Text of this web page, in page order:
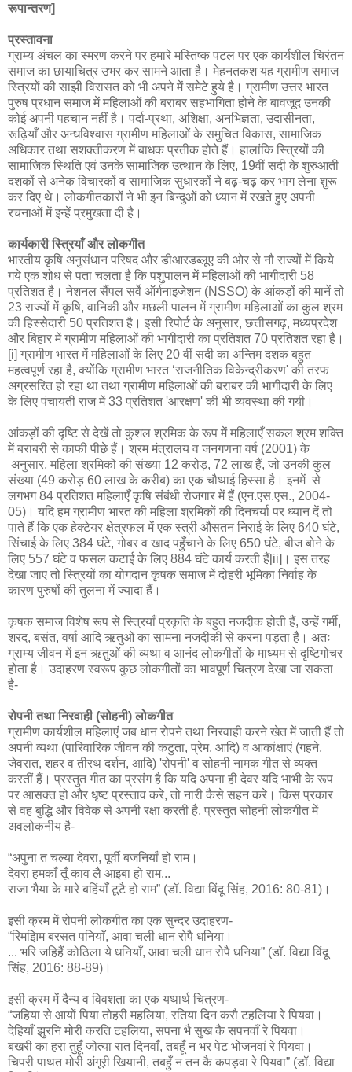
रूपान्तरण]
प्रस्तावना
ग्राम्य अंचल का स्मरण करने पर हमारे मस्तिष्क पटल पर एक कार्यशील चिरंतन
समाज का छायाचित्र उभर कर सामने आता है। मेहनतकश यह ग्रामीण समाज
स्त्रियों की साझी विरासत को भी अपने में समेटे हुये है। ग्रामीण उत्तर भारत
पुरुष प्रधान समाज में महिलाओं की बराबर सहभागिता होने के बावजूद उनकी
कोई अपनी पहचान नहीं है। पर्दा-प्रथा, अशिक्षा, अनभिज्ञता, उदासीनता,
रूढ़ियाँ और अन्धविश्वास ग्रामीण महिलाओं के समुचित विकास, सामाजिक
अधिकार तथा सशक्तीकरण में बाधक प्रतीक होते हैं। हालांकि स्त्रियों की
सामाजिक स्थिति एवं उनके सामाजिक उत्थान के लिए, 19वीं सदी के शुरुआती
दशकों से अनेक विचारकों व सामाजिक सुधारकों ने बढ़-चढ़ कर भाग लेना शुरू
कर दिए थे। लोकगीतकारों ने भी इन बिन्दुओं को ध्यान में रखते हुए अपनी
रचनाओं में इन्हें प्रमुखता दी है।
कार्यकारी स्त्रियाँ और लोकगीत
भारतीय कृषि अनुसंधान परिषद और डीआरडब्लूए की ओर से नौ राज्यों में किये
गये एक शोध से पता चलता है कि पशुपालन में महिलाओं की भागीदारी 58
प्रतिशत है। नेशनल सैंपल सर्वे ऑर्गनाइजेशन (NSSO) के आंकड़ों की मानें तो
23 राज्यों में कृषि, वानिकी और मछली पालन में ग्रामीण महिलाओं का कुल श्रम
की हिस्सेदारी 50 प्रतिशत है। इसी रिपोर्ट के अनुसार, छत्तीसगढ़, मध्यप्रदेश
और बिहार में ग्रामीण महिलाओं की भागीदारी का प्रतिशत 70 प्रतिशत रहा है।
[i] ग्रामीण भारत में महिलाओं के लिए 20 वीं सदी का अन्तिम दशक बहुत
महत्वपूर्ण रहा है, क्योंकि ग्रामीण भारत ‘राजनीतिक विकेन्द्रीकरण' की तरफ
अग्रसरित हो रहा था तथा ग्रामीण महिलाओं की बराबर की भागीदारी के लिए
के लिए पंचायती राज में 33 प्रतिशत 'आरक्षण' की भी व्यवस्था की गयी।
आंकड़ों की दृष्टि से देखें तो कुशल श्रमिक के रूप में महिलाएँ सकल श्रम शक्ति
में बराबरी से काफी पीछे हैं। श्रम मंत्रालय व जनगणना वर्ष (2001) के
अनुसार, महिला श्रमिकों की संख्या 12 करोड़, 72 लाख हैं, जो उनकी कुल
संख्या (49 करोड़ 60 लाख के करीब) का एक चौथाई हिस्सा है। इनमें से
लगभग 84 प्रतिशत महिलाएँ कृषि संबंधी रोजगार में हैं (एन.एस.एस., 2004-
05)। यदि हम ग्रामीण भारत की महिला श्रमिकों की दिनचर्या पर ध्यान दें तो
पाते हैं कि एक हेक्टेयर क्षेत्रफल में एक स्त्री औसतन निराई के लिए 640 घंटे,
सिंचाई के लिए 384 घंटे, गोबर व खाद पहुँचाने के लिए 650 घंटे, बीज बोने के
लिए 557 घंटे व फसल कटाई के लिए 884 घंटे कार्य करती हैं[ii]। इस तरह
देखा जाए तो स्त्रियों का योगदान कृषक समाज में दोहरी भूमिका निर्वाह के
कारण पुरुषों की तुलना में ज्यादा हैं।
कृषक समाज विशेष रूप से स्त्रियाँ प्रकृति के बहुत नजदीक होती हैं, उन्हें गर्मी,
शरद, बसंत, वर्षा आदि ऋतुओं का सामना नजदीकी से करना पड़ता है। अतः
ग्राम्य जीवन में इन ऋतुओं की व्यथा व आनंद लोकगीतों के माध्यम से दृष्टिगोचर
होता है। उदाहरण स्वरूप कुछ लोकगीतों का भावपूर्ण चित्रण देखा जा सकता
है-
रोपनी तथा निरवाही (सोहनी) लोकगीत
ग्रामीण कार्यशील महिलाएं जब धान रोपने तथा निरवाही करने खेत में जाती हैं तो
अपनी व्यथा (पारिवारिक जीवन की कटुता, प्रेम, आदि) व आकांक्षाएं (गहने,
जेवरात, शहर व तीरथ दर्शन, आदि) 'रोपनी' व सोहनी नामक गीत से व्यक्त
करतीं हैं। प्रस्तुत गीत का प्रसंग है कि यदि अपना ही देवर यदि भाभी के रूप
पर आसक्त हो और धृष्ट प्रस्ताव करे, तो नारी कैसे सहन करे। किस प्रकार
से वह बुद्धि और विवेक से अपनी रक्षा करती है, प्रस्तुत सोहनी लोकगीत में
अवलोकनीय है-
“अपुना त चल्या देवरा, पूर्वी बजनियाँ हो राम।
देवरा हमकाँ तूँ काव लै आइबा हो राम...
राजा भैया के मारे बहिंयाँ टूटै हो राम” (डॉ. विद्या विंदू सिंह, 2016: 80-81)।
इसी क्रम में रोपनी लोकगीत का एक सुन्दर उदाहरण-
“रिमझिम बरसत पनियाँ, आवा चली धान रोपै धनिया।
... भरि जहिहैं कोठिला ये धनियाँ, आवा चली धान रोपै धनिया” (डॉ. विद्या विंदू
सिंह, 2016: 88-89)।
इसी क्रम में दैन्य व विवशता का एक यथार्थ चित्रण-
“जहिया से आयों पिया तोहरी महलिया, रतिया दिन करौ टहलिया रे पियवा।
देहियाँ झुरनि मोरी करति टहलिया, सपना भै सुख कै सपनवाँ रे पियवा।
बखरी का हरा तुहूँ जोत्या रात दिनवाँ, तबहूँ न भर पेट भोजनवां रे पियवा।
चिपरी पाथत मोरी अंगूरी खियानी, तबहुँ न तन कै कपड़वा रे पियवा” (डॉ. विद्या